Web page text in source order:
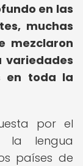
en las
muchas
mezclaron
variedades
en toda la
por el
la lengua
países de